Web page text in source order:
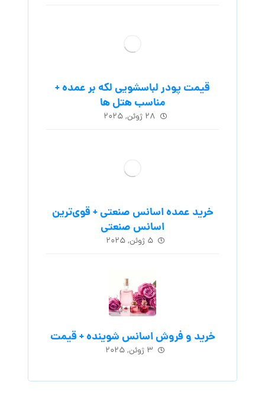
قیمت پودر لباسشویی لکه بر عمده +
مناسب هتل ها
۲۸ ژوئن, ۲۰۲۵
خرید عمده اسانس صنعتی + قوی‌ترین
اسانس‌ صنعتی
۵ ژوئن, ۲۰۲۵
خرید و فروش اسانس شوینده + قیمت
۳ ژوئن, ۲۰۲۵